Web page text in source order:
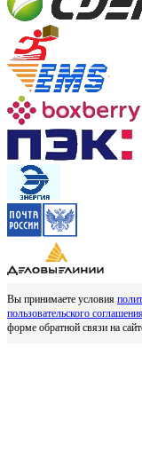
Вы принимаете условия
пользовательского
форме обратной связи на